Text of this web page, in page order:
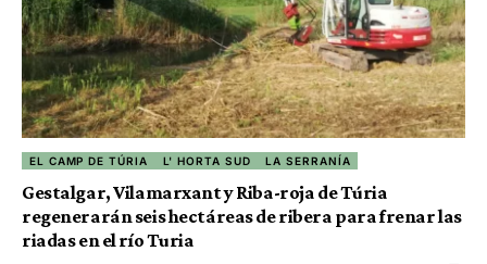
EL CAMP DE TÚRIA L' HORTA SUD LA SERRANÍA
Gestalgar, Vilamarxant y Riba-roja de Túria
regenerarán seis hectáreas de ribera para frenar las
riadas en el río Turia